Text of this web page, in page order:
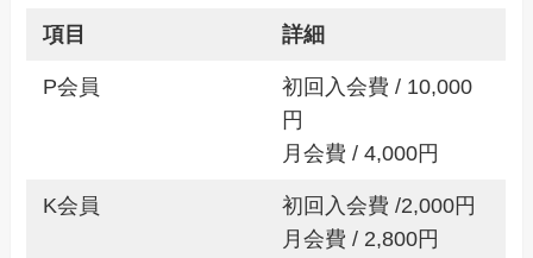
項目 詳細
P会員
初回入会費 / 10,000
円
月会費 / 4,000円
K会員
初回入会費 /2,000円
月会費 / 2,800円